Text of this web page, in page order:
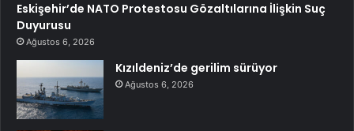
Eskişehir’de NATO Protestosu Gözaltılarına İlişkin Suç
Duyurusu
Ağustos 6, 2026
Kızıldeniz’de gerilim sürüyor
Ağustos 6, 2026